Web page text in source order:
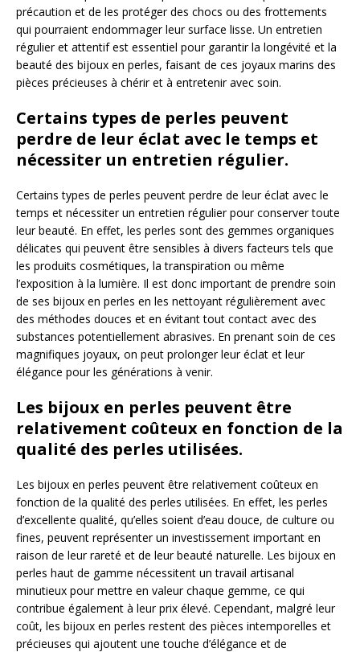
précaution et de les protéger des chocs ou des frottements
qui pourraient endommager leur surface lisse. Un entretien
régulier et attentif est essentiel pour garantir la longévité et la
beauté des bijoux en perles, faisant de ces joyaux marins des
pièces précieuses à chérir et à entretenir avec soin.
Certains types de perles peuvent
perdre de leur éclat avec le temps et
nécessiter un entretien régulier.
Certains types de perles peuvent perdre de leur éclat avec le
temps et nécessiter un entretien régulier pour conserver toute
leur beauté. En effet, les perles sont des gemmes organiques
délicates qui peuvent être sensibles à divers facteurs tels que
les produits cosmétiques, la transpiration ou même
l’exposition à la lumière. Il est donc important de prendre soin
de ses bijoux en perles en les nettoyant régulièrement avec
des méthodes douces et en évitant tout contact avec des
substances potentiellement abrasives. En prenant soin de ces
magnifiques joyaux, on peut prolonger leur éclat et leur
élégance pour les générations à venir.
Les bijoux en perles peuvent être
relativement coûteux en fonction de la
qualité des perles utilisées.
Les bijoux en perles peuvent être relativement coûteux en
fonction de la qualité des perles utilisées. En effet, les perles
d’excellente qualité, qu’elles soient d’eau douce, de culture ou
fines, peuvent représenter un investissement important en
raison de leur rareté et de leur beauté naturelle. Les bijoux en
perles haut de gamme nécessitent un travail artisanal
minutieux pour mettre en valeur chaque gemme, ce qui
contribue également à leur prix élevé. Cependant, malgré leur
coût, les bijoux en perles restent des pièces intemporelles et
précieuses qui ajoutent une touche d’élégance et de